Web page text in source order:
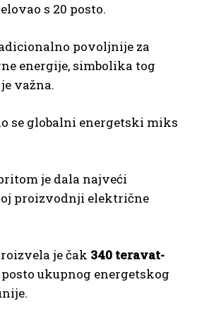
s 20 posto.
povoljnije za
energije, simbolika tog
važna.
se globalni energetski miks
je dala najveći
proizvodnji električne
je čak 340 teravat-
posto ukupnog energetskog